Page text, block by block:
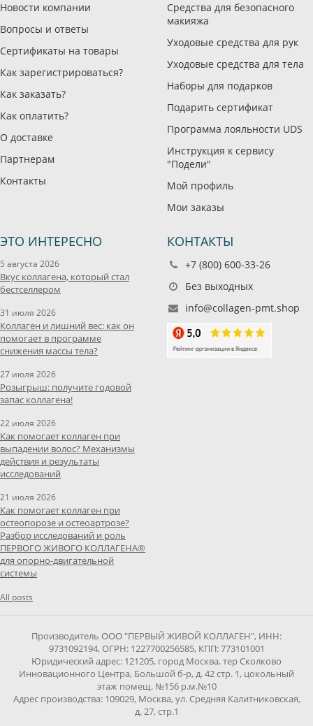
Новости компании
Вопросы и ответы
Сертификаты на товары
Как зарегистрироваться?
Как заказать?
Как оплатить?
О доставке
Партнерам
Контакты
Средства для безопасного
макияжа
Уходовые средства для рук
Уходовые средства для тела
Наборы для подарков
Подарить сертификат
Программа лояльности UDS
Инструкция к сервису
"Подели"
Мой профиль
Мои заказы
ЭТО ИНТЕРЕСНО
5 августа 2026
Вкус коллагена, который стал
бестселлером
31 июля 2026
Коллаген и лишний вес: как он
помогает в программе
снижения массы тела?
27 июля 2026
Розыгрыш: получите годовой
запас коллагена!
22 июля 2026
Как помогает коллаген при
выпадении волос? Механизмы
действия и результаты
исследований
21 июля 2026
Как помогает коллаген при
остеопорозе и остеоартрозе?
Разбор исследований и роль
ПЕРВОГО ЖИВОГО КОЛЛАГЕНА®
для опорно-двигательной
системы
All posts
КОНТАКТЫ
+7 (800) 600-33-26
Без выходных
info@collagen-pmt.shop
Производитель ООО "ПЕРВЫЙ ЖИВОЙ КОЛЛАГЕН", ИНН:
9731092194, ОГРН: 1227700256585, КПП: 773101001
Юридический адрес: 121205, город Москва, тер Сколково
Инновационного Центра, Большой б-р, д. 42 стр. 1, цокольный
этаж помещ. №156 р.м.№10
Адрес производства: 109029, Москва, ул. Средняя Калитниковская,
д. 27, стр.1